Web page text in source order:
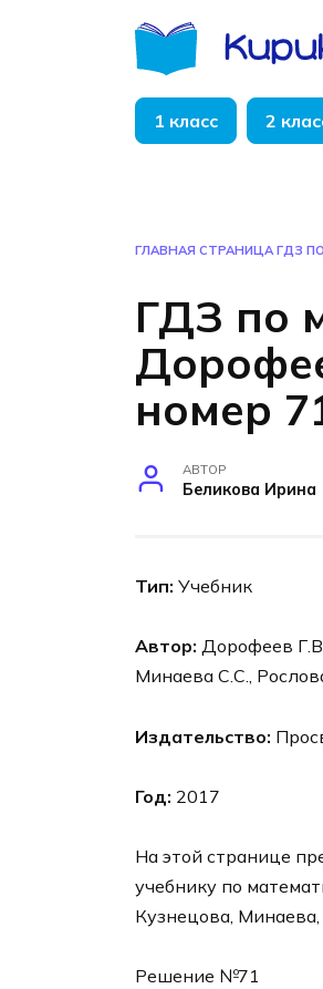
1 класс 2
ГЛАВНАЯ СТРАНИЦА ГДЗ
ГДЗ по
номер
АВТОР
Беликова Ирина
Тип: Учебник
Автор: Дорофеев
Минаева С.С.,
Издательство:
Год: 2017
На этой странице
учебнику по
Кузнецова, Минаева,
Решение №71